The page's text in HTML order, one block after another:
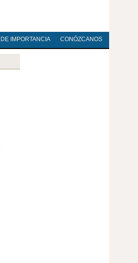
DE IMPORTANCIA CONÓZCANOS